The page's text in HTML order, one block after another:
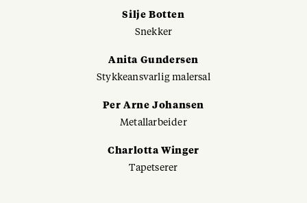
Silje Botten
Snekker
Anita Gundersen
Stykkeansvarlig malersal
Per Arne Johansen
Metallarbeider
Charlotta Winger
Tapetserer